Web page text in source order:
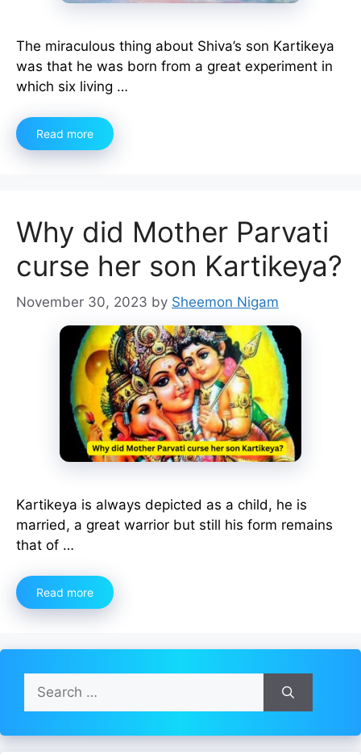
The miraculous thing about Shiva’s son Kartikeya
was that he was born from a great experiment in
which six living …
Read more
Why did Mother Parvati
curse her son Kartikeya?
November 30, 2023 by Sheemon Nigam
Kartikeya is always depicted as a child, he is
married, a great warrior but still his form remains
that of …
Read more
Search
for: